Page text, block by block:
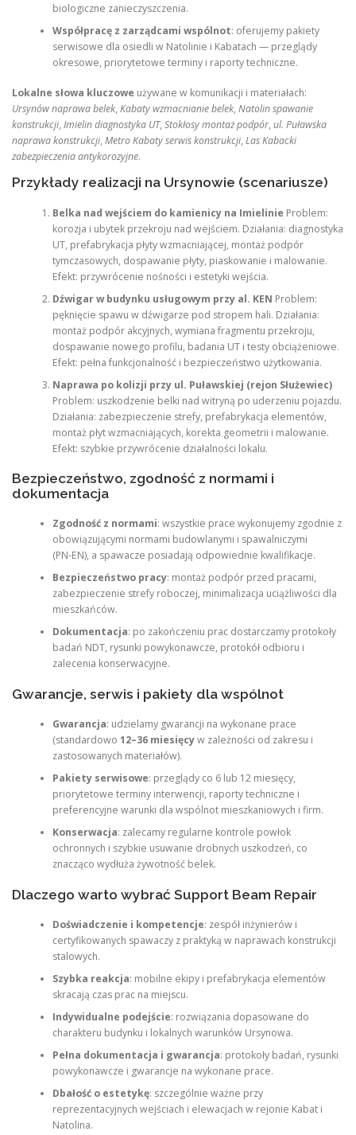
biologiczne zanieczyszczenia.
Współpracę z zarządcami wspólnot: oferujemy pakiety
serwisowe dla osiedli w Natolinie i Kabatach — przeglądy
okresowe, priorytetowe terminy i raporty techniczne.
Lokalne słowa kluczowe używane w komunikacji i materiałach:
Ursynów naprawa belek, Kabaty wzmacnianie belek, Natolin spawanie
konstrukcji, Imielin diagnostyka UT, Stokłosy montaż podpór, ul. Puławska
naprawa konstrukcji, Metro Kabaty serwis konstrukcji, Las Kabacki
zabezpieczenia antykorozyjne.
Przykłady realizacji na Ursynowie (scenariusze)
Belka nad wejściem do kamienicy na Imielinie Problem:
korozja i ubytek przekroju nad wejściem. Działania: diagnostyka
UT, prefabrykacja płyty wzmacniającej, montaż podpór
tymczasowych, dospawanie płyty, piaskowanie i malowanie.
Efekt: przywrócenie nośności i estetyki wejścia.
Dźwigar w budynku usługowym przy al. KEN Problem:
pęknięcie spawu w dźwigarze pod stropem hali. Działania:
montaż podpór akcyjnych, wymiana fragmentu przekroju,
dospawanie nowego profilu, badania UT i testy obciążeniowe.
Efekt: pełna funkcjonalność i bezpieczeństwo użytkowania.
Naprawa po kolizji przy ul. Puławskiej (rejon Służewiec)
Problem: uszkodzenie belki nad witryną po uderzeniu pojazdu.
Działania: zabezpieczenie strefy, prefabrykacja elementów,
montaż płyt wzmacniających, korekta geometrii i malowanie.
Efekt: szybkie przywrócenie działalności lokalu.
Bezpieczeństwo, zgodność z normami i
dokumentacja
Zgodność z normami: wszystkie prace wykonujemy zgodnie z
obowiązującymi normami budowlanymi i spawalniczymi
(PN‑EN), a spawacze posiadają odpowiednie kwalifikacje.
Bezpieczeństwo pracy: montaż podpór przed pracami,
zabezpieczenie strefy roboczej, minimalizacja uciążliwości dla
mieszkańców.
Dokumentacja: po zakończeniu prac dostarczamy protokoły
badań NDT, rysunki powykonawcze, protokół odbioru i
zalecenia konserwacyjne.
Gwarancje, serwis i pakiety dla wspólnot
Gwarancja: udzielamy gwarancji na wykonane prace
(standardowo 12–36 miesięcyw zależności od zakresu i
zastosowanych materiałów).
Pakiety serwisowe: przeglądy co 6 lub 12 miesięcy,
priorytetowe terminy interwencji, raporty techniczne i
preferencyjne warunki dla wspólnot mieszkaniowych i firm.
Konserwacja: zalecamy regularne kontrole powłok
ochronnych i szybkie usuwanie drobnych uszkodzeń, co
znacząco wydłuża żywotność belek.
Dlaczego warto wybrać Support Beam Repair
Doświadczenie i kompetencje: zespół inżynierów i
certyfikowanych spawaczy z praktyką w naprawach konstrukcji
stalowych.
Szybka reakcja: mobilne ekipy i prefabrykacja elementów
skracają czas prac na miejscu.
Indywidualne podejście: rozwiązania dopasowane do
charakteru budynku i lokalnych warunków Ursynowa.
Pełna dokumentacja i gwarancja: protokoły badań, rysunki
powykonawcze i gwarancje na wykonane prace.
Dbałość o estetykę: szczególnie ważne przy
reprezentacyjnych wejściach i elewacjach w rejonie Kabat i
Natolina.